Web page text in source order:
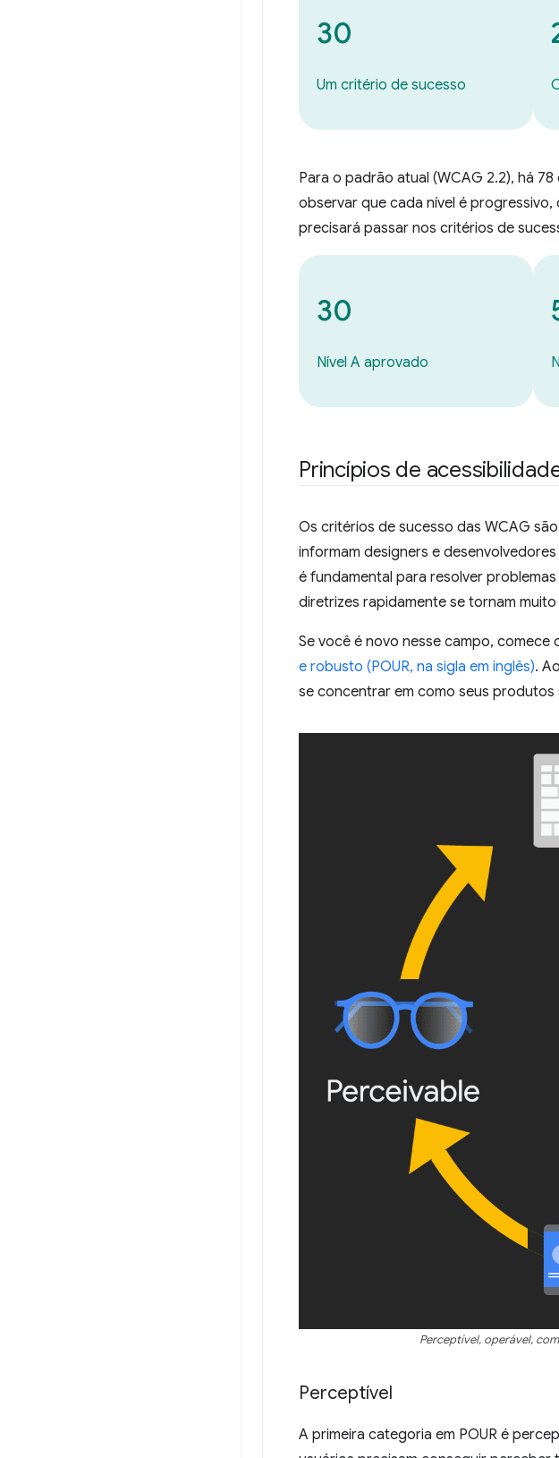
30
Um critério de sucesso
Para o padrão atual (WCAG 2.2), há
observar que cada nível é
precisará passar nos critérios de
30
Nível A aprovado
Princípios de
Os critérios de sucesso das WCAG
informam designers e
é fundamental para resolver
diretrizes rapidamente se tornam
Se você é novo nesse campo, comece
e robusto (POUR, na sigla em inglês).
se concentrar em como seus
Perceptível, operável,
Perceptível
A primeira categoria em POUR é